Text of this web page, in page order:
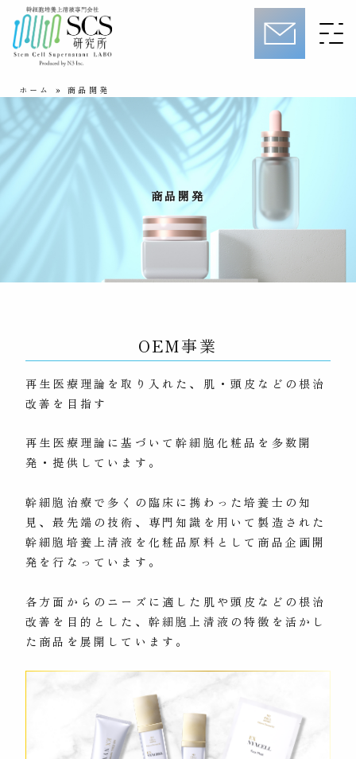
ホーム »商品開発
商品開発
OEM事業
再生医療理論を取り入れた、肌・頭皮などの根治
改善を目指す
再生医療理論に基づいて幹細胞化粧品を多数開
発・提供しています。
幹細胞治療で多くの臨床に携わった培養士の知
見、最先端の技術、専門知識を用いて製造された
幹細胞培養上清液を化粧品原料として商品企画開
発を行なっています。
各方面からのニーズに適した肌や頭皮などの根治
改善を目的とした、幹細胞上清液の特徴を活かし
た商品を展開しています。